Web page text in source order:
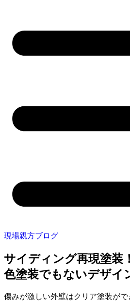
現場親方ブログ
サイディング再現塗装
色塗装でもないデザイ
傷みが激しい外壁はクリア塗装が